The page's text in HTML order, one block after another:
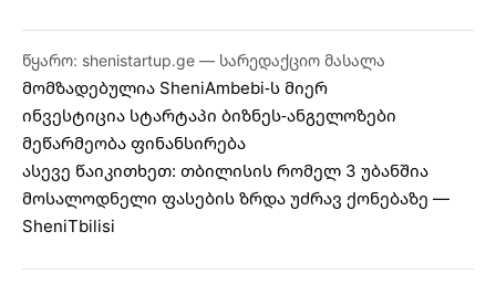
წყარო: shenistartup.ge — სარედაქციო მასალა
მომზადებულია SheniAmbebi-ს მიერ
ინვესტიცია სტარტაპი ბიზნეს-ანგელოზები
მეწარმეობა ფინანსირება
ასევე წაიკითხეთ: თბილისის რომელ 3 უბანშია
მოსალოდნელი ფასების ზრდა უძრავ ქონებაზე —
SheniTbilisi